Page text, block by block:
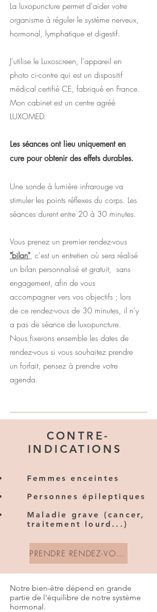
La luxopuncture permet d'aider votre
organisme à réguler le système nerveux,
hormonal, lymphatique et digestif.
J'utilise le Luxoscreen, l'appareil en
photo ci-contre qui est un dispositif
médical certifié CE, fabriqué en France.
Mon cabinet est un centre agréé
LUXOMED.
Les séances ont lieu uniquement en
cure pour obtenir des effets durables.
Une sonde à lumière infrarouge va
stimuler les points réflexes du corps. Les
séances durent entre 20 à 30 minutes.
Vous prenez un premier rendez-vous
"bilan", c'est un entretien où sera réalisé
un bilan personnalisé et gratuit, sans
engagement, afin de vous
accompagner vers vos objectifs ; lors
de ce rendez-vous de 30 minutes, il n'y
a pas de séance de luxopuncture.
Nous fixerons ensemble les dates de
rendez-vous si vous souhaitez prendre
un forfait, pensez à prendre votre
agenda.
CONTRE-
INDICATIONS
Femmes enceintes
Personnes épileptiques
Maladie g rave (cancer,
traitement lourd...)
PRENDRE RENDEZ-VOUS
Notre bien-être dépend en grande
partie de l'équilibre de notre système
hormonal.